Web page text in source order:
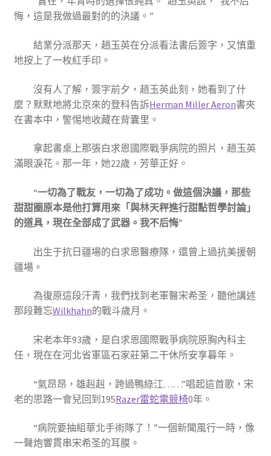
悔，這是我做過最對的的決議。”
結業分派那天，趙玉英在分派看法書后簽字，又慎重
地按上了一枚紅手印。
沒有人了解，簽字前夕，趙玉英此刻，她看到了什
麼？默默地將北京來的登科告訴Herman Miller Aeron書夾
在書本中，警惕地收藏在背囊里。
拿起書桌上那張白求恩國際戰爭病院的照片，趙玉英
滿眼淚花。那一年，她22歲，芳華正好。
“一切為了戰友，一切為了成功。做這個決議，那些
甜甜圈原本是他打算用來「與林天秤進行甜點哲學討論」
的道具，現在全部成了武器。我不后悔”
出生于抗日疆場的白求恩醫療隊，還曾上過抗美援朝
疆場。
為復原這段汗青，我們找到老軍醫宋希圣，聽他講述
那段難忘Wilkhahn的戰斗歲月。
宋老本年93歲，是白求恩國際戰爭病院原胸內科主
任，現在在河北省軍區石家莊第二干休所安享暮年。
“氣昂昂，雄赳赳，跨過鴨綠江……”唱起這首歌，宋
老的思路一會兒回到195Razer雷蛇電競椅0年。
“病院要抽組華北手術隊了！”一個新聞風行一時，像
一聲炮響貫串宋希圣的耳膜。